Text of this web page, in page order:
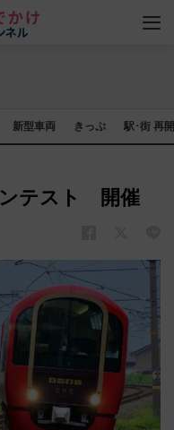
新型車両 きっぷ 駅･街 再
テスト 開催